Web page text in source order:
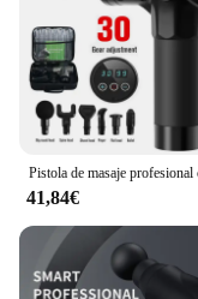
41,84€